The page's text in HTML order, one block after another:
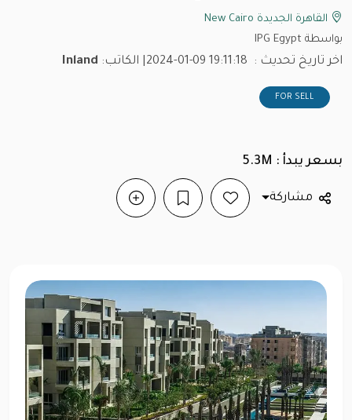
القاهرة الجديدة New Cairo
بواسطة IPG Egypt
اخر تاريخ تحديث : 2024-01-09 19:11:18 | الكاتب: Inland
FOR SELL
بسعر يبدأ : 5.3M
مشاركة